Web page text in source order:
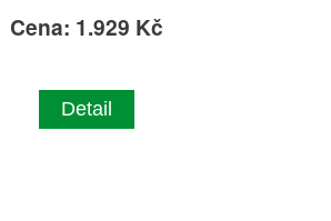
Cena: 1.929 Kč
Detail